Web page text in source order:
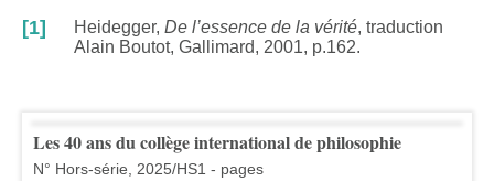
[1] Heidegger, De l’essence de la vérité, traduction
Alain Boutot, Gallimard, 2001, p.162.
Les 40 ans du collège international de philosophie
N° Hors-série, 2025/HS1 - pages